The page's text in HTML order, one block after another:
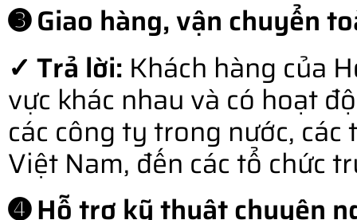
➌ Giao hàng, vận chuyển
✓ Trả lời: Khách hàng của
vực khác nhau và có hoạt
các công ty trong nước,
Việt Nam, đến các tổ chức
➍ Hỗ trợ kỹ thuật chuyên